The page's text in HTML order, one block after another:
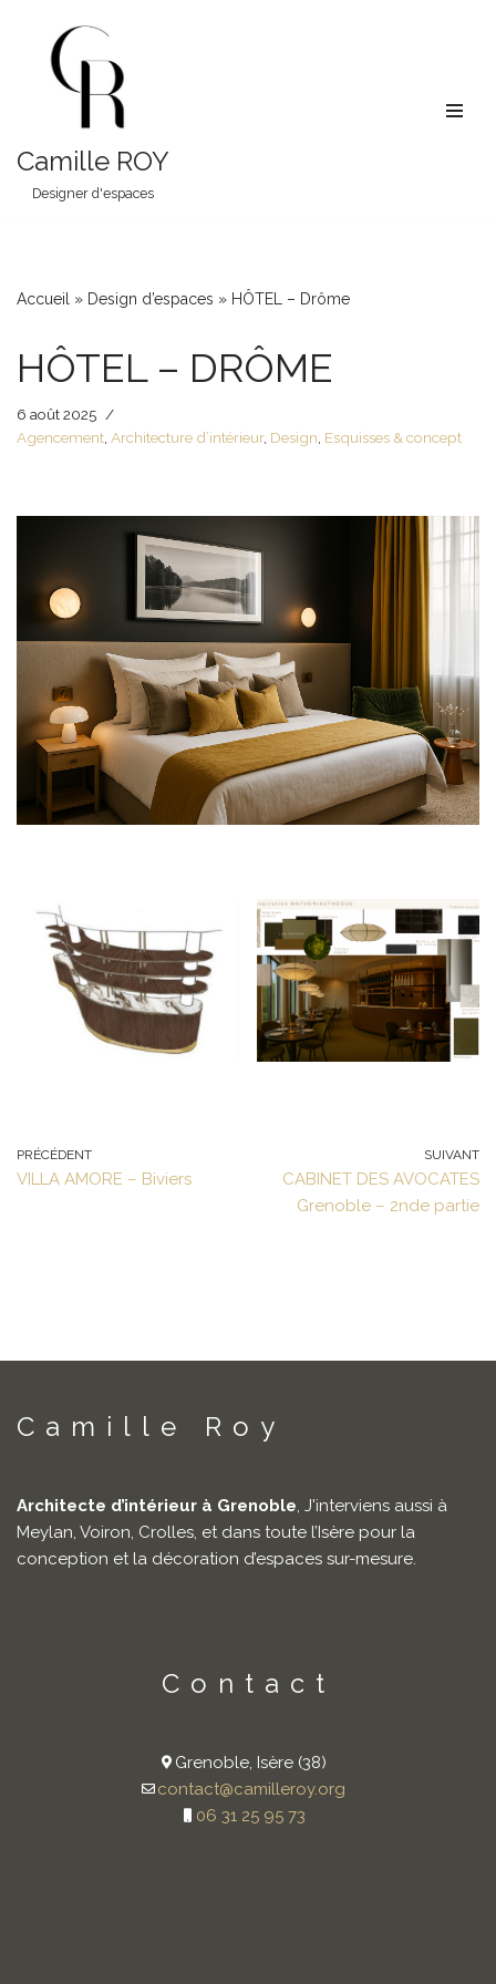
Aller
Camille ROY
Designer d'espaces
Accueil » Design d’espaces » HÔTEL – Drôme
HÔTEL – DRÔME
6 août 2025
Agencement, Architecture d’intérieur, Design, Esquisses & concept
PRÉCÉDENT
VILLA AMORE – Biviers
SUIVANT
CABINET DES AVOCATES
Grenoble – 2nde partie
Camille Roy
Architecte d’intérieur à Grenoble, J'interviens aussi à
Meylan, Voiron, Crolles, et dans toute l’Isère pour la
conception et la décoration d’espaces sur-mesure.
Contact
Grenoble, Isère (38)
contact@camilleroy.org
06 31 25 95 73